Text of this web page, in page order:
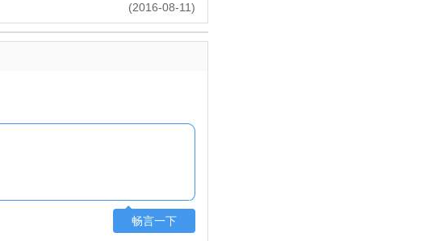
(2016-08-11)
畅言一下